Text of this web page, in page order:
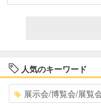
人気のキーワード
展示会/博覧会/展覧